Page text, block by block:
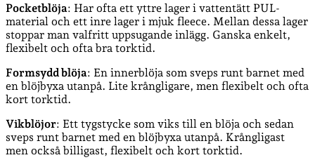
Pocketblöja: Har ofta ett yttre lager i vattentätt PUL-
material och ett inre lager i mjuk fleece. Mellan dessa lager
stoppar man valfritt uppsugande inlägg. Ganska enkelt,
flexibelt och ofta bra torktid.
Formsydd blöja: En innerblöja som sveps runt barnet med
en blöjbyxa utanpå. Lite krångligare, men flexibelt och ofta
kort torktid.
Vikblöjor: Ett tygstycke som viks till en blöja och sedan
sveps runt barnet med en blöjbyxa utanpå. Krångligast
men också billigast, flexibelt och kort torktid.